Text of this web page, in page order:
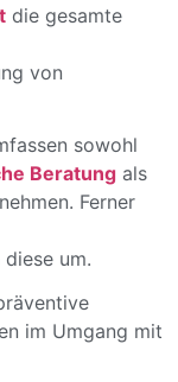
die gesamte
von
sowohl
Beratung als
Ferner
um.
im Umgang mit